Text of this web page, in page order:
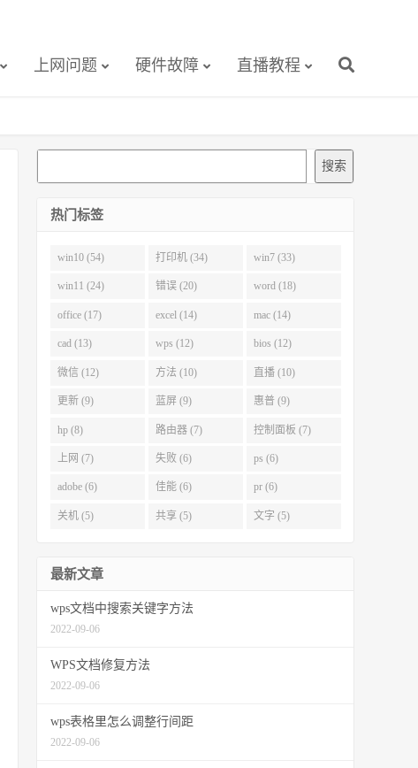
上网问题 硬件故障 直播教程
搜索
热门标签
win10 (54) 打印机 (34) win7 (33)
win11 (24) 错误 (20) word (18)
office (17) excel (14) mac (14)
cad (13) wps (12) bios (12)
微信 (12) 方法 (10) 直播 (10)
更新 (9) 蓝屏 (9) 惠普 (9)
hp (8) 路由器 (7) 控制面板 (7)
上网 (7) 失败 (6) ps (6)
adobe (6) 佳能 (6) pr (6)
关机 (5) 共享 (5) 文字 (5)
最新文章
wps文档中搜索关键字方法
2022-09-06
WPS文档修复方法
2022-09-06
wps表格里怎么调整行间距
2022-09-06